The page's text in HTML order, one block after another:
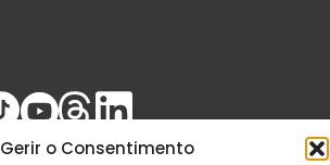
Gerir o Consentimento